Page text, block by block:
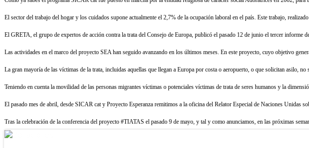
El sector del trabajo del hogar y los cuidados supone actualmente el 2,7% de la ocupación laboral en el país. Este trabajo,
El GRETA, el grupo de expertos de acción contra la trata del Consejo de Europa, publicó el pasado 12 de junio el tercer informe
Las actividades en el marco del proyecto SEA han seguido avanzando en los últimos meses. En este proyecto, cuyo objetivo
La gran mayoría de las víctimas de la trata, incluidas aquellas que llegan a Europa por costa o aeropuerto, o que solicitan asilo,
Teniendo en cuenta la movilidad de las personas migrantes víctimas o potenciales víctimas de trata de seres humanos y la
El pasado mes de abril, desde SICAR cat y Proyecto Esperanza remitimos a la oficina del Relator Especial de Naciones Unidas
Tras la celebración de la conferencia del proyecto #TIATAS el pasado 9 de mayo, y tal y como anunciamos, en las próximas